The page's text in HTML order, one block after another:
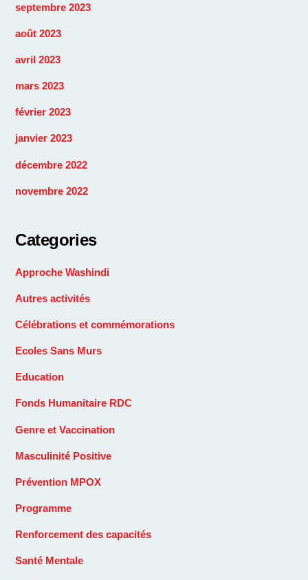
septembre 2023
août 2023
avril 2023
mars 2023
février 2023
janvier 2023
décembre 2022
novembre 2022
Categories
Approche Washindi
Autres activités
Célébrations et commémorations
Ecoles Sans Murs
Education
Fonds Humanitaire RDC
Genre et Vaccination
Masculinité Positive
Prévention MPOX
Programme
Renforcement des capacités
Santé Mentale